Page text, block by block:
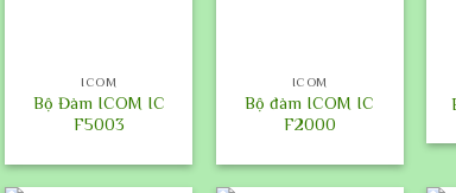
ICOM
Bộ Đàm ICOM IC
F5003
ICOM
Bộ đàm ICOM IC
F2000